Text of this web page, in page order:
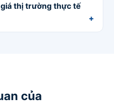
thị trường thực tế
của